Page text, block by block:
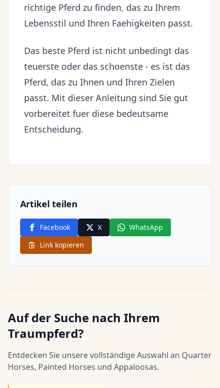
richtige Pferd zu finden, das zu Ihrem
Lebensstil und Ihren Faehigkeiten passt.
Das beste Pferd ist nicht unbedingt das
teuerste oder das schoenste - es ist das
Pferd, das zu Ihnen und Ihren Zielen
passt. Mit dieser Anleitung sind Sie gut
vorbereitet fuer diese bedeutsame
Entscheidung.
Artikel teilen
Facebook X
WhatsApp
Link kopieren
Auf der Suche nach Ihrem
Traumpferd?
Entdecken Sie unsere vollständige Auswahl an Quarter
Horses, Painted Horses und Appaloosas.